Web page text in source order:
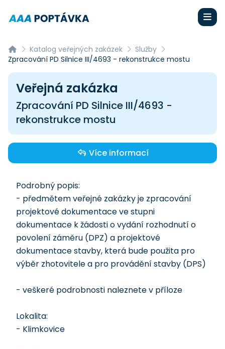
Katalog veřejných zakázek
Služby
Zpracování PD Silnice III/4693 - rekonstrukce mostu
Veřejná zakázka
Zpracování PD Silnice III/4693 -
rekonstrukce mostu
Více informací
Podrobný popis:
- předmětem veřejné zakázky je zpracování
projektové dokumentace ve stupni
dokumentace k žádosti o vydání rozhodnutí o
povolení záměru (DPZ) a projektové
dokumentace stavby, která bude použita pro
výběr zhotovitele a pro provádění stavby (DPS)
- veškeré podrobnosti naleznete v příloze
Lokalita:
- Klimkovice